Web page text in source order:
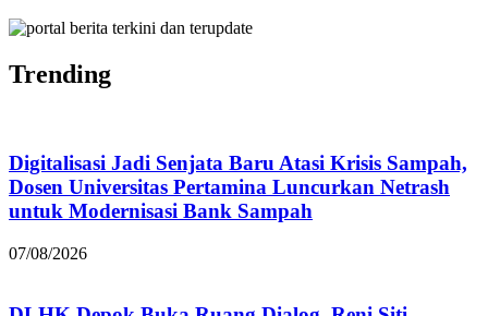
Trending
Digitalisasi Jadi Senjata Baru Atasi Krisis Sampah,
Dosen Universitas Pertamina Luncurkan Netrash
untuk Modernisasi Bank Sampah
07/08/2026